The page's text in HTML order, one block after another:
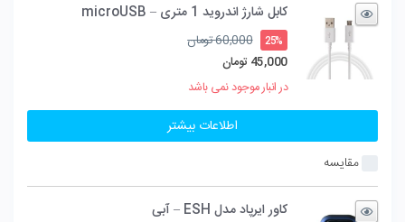
کابل شارژ اندروید 1 متری – microUSB
25%
60,000تومانقیمت
45,000 تومان
قیمت
45,000 تومان
است.
در انبار موجود نمی باشد
اطلاعات بیشتر
مقایسه
کاور ایرپاد مدل ESH – آبی